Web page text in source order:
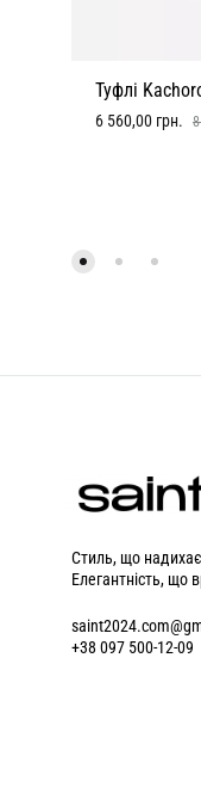
Туфлі
6 560,00 грн.
Стиль, що
Елегантність, що
+38 097 500-12-09